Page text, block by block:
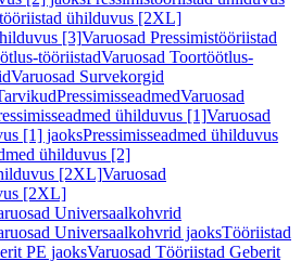
ühilduvus [2XL]
[3]Varuosad Pressimistööriistad
tööriistadVaruosad Toortöötlus-
Varuosad Survekorgid
PressimisseadmedVaruosad
ühilduvus [1]Varuosad
[1] jaoksPressimisseadmed ühilduvus
ühilduvus [2]
[2XL]Varuosad
[2XL]
Universaalkohvrid
Universaalkohvrid jaoksTööriistad
PE jaoksVaruosad Tööriistad Geberit